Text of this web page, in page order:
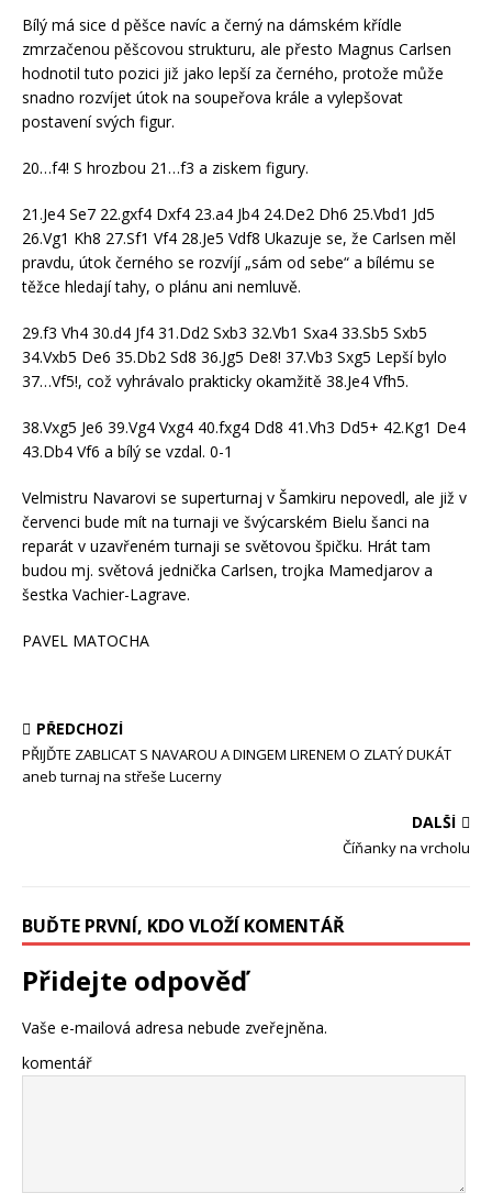
Bílý má sice d pěšce navíc a černý na dámském křídle
zmrzačenou pěšcovou strukturu, ale přesto Magnus Carlsen
hodnotil tuto pozici již jako lepší za černého, protože může
snadno rozvíjet útok na soupeřova krále a vylepšovat
postavení svých figur.
20…f4! S hrozbou 21…f3 a ziskem figury.
21.Je4 Se7 22.gxf4 Dxf4 23.a4 Jb4 24.De2 Dh6 25.Vbd1 Jd5
26.Vg1 Kh8 27.Sf1 Vf4 28.Je5 Vdf8 Ukazuje se, že Carlsen měl
pravdu, útok černého se rozvíjí „sám od sebe“ a bílému se
těžce hledají tahy, o plánu ani nemluvě.
29.f3 Vh4 30.d4 Jf4 31.Dd2 Sxb3 32.Vb1 Sxa4 33.Sb5 Sxb5
34.Vxb5 De6 35.Db2 Sd8 36.Jg5 De8! 37.Vb3 Sxg5 Lepší bylo
37…Vf5!, což vyhrávalo prakticky okamžitě 38.Je4 Vfh5.
38.Vxg5 Je6 39.Vg4 Vxg4 40.fxg4 Dd8 41.Vh3 Dd5+ 42.Kg1 De4
43.Db4 Vf6 a bílý se vzdal. 0-1
Velmistru Navarovi se superturnaj v Šamkiru nepovedl, ale již v
červenci bude mít na turnaji ve švýcarském Bielu šanci na
reparát v uzavřeném turnaji se světovou špičku. Hrát tam
budou mj. světová jednička Carlsen, trojka Mamedjarov a
šestka Vachier-Lagrave.
PAVEL MATOCHA
PŘEDCHOZÍ
PŘIJĎTE ZABLICAT S NAVAROU A DINGEM LIRENEM O ZLATÝ DUKÁT
aneb turnaj na střeše Lucerny
DALŠÍ
Číňanky na vrcholu
BUĎTE PRVNÍ, KDO VLOŽÍ KOMENTÁŘ
Přidejte odpověď
Vaše e-mailová adresa nebude zveřejněna.
komentář